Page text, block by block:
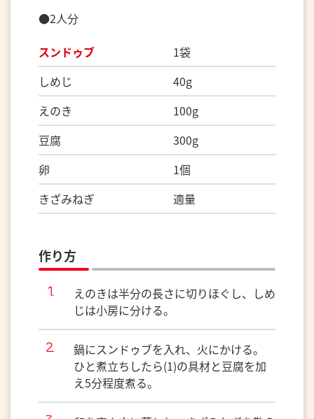
●2人分
スンドゥブ 1袋
しめじ 40g
えのき 100g
豆腐 300g
卵 1個
きざみねぎ 適量
作り方
えのきは半分の長さに切りほぐし、しめ
じは小房に分ける。
鍋にスンドゥブを入れ、火にかける。
ひと煮立ちしたら(1)の具材と豆腐を加
え5分程度煮る。